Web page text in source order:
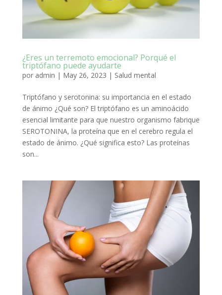
¿Eres un terremoto emocional? Porqué el
triptófano puede ayudarte
por admin | May 26, 2023 | Salud mental
Triptófano y serotonina: su importancia en el estado
de ánimo ¿Qué son? El triptófano es un aminoácido
esencial limitante para que nuestro organismo fabrique
SEROTONINA, la proteína que en el cerebro regula el
estado de ánimo. ¿Qué significa esto? Las proteínas
son...